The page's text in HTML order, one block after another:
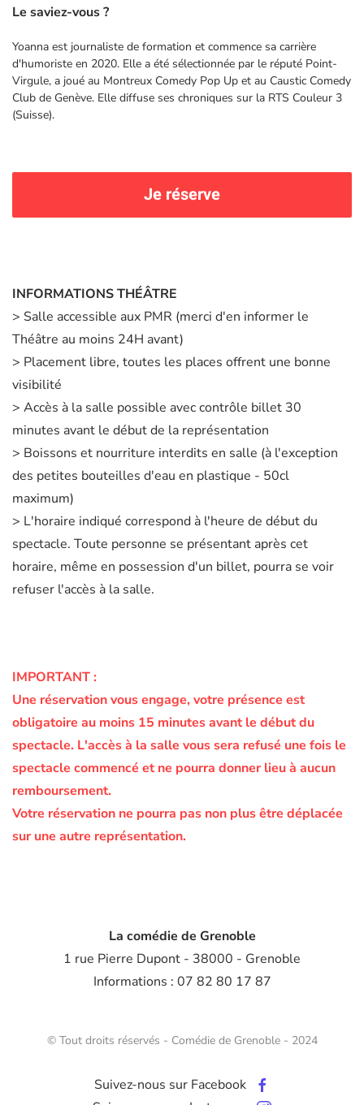
Le saviez-vous ?
Yoanna est journaliste de formation et commence sa carrière
d'humoriste en 2020. Elle a été sélectionnée par le réputé Point-
Virgule, a joué au Montreux Comedy Pop Up et au Caustic Comedy
Club de Genève. Elle diffuse ses chroniques sur la RTS Couleur 3
(Suisse).
Je réserve
INFORMATIONS THÉÂTRE
> Salle accessible aux PMR (merci d'en informer le
Théâtre au moins 24H avant)
> Placement libre, toutes les places offrent une bonne
visibilité
> Accès à la salle possible avec contrôle billet 30
minutes avant le début de la représentation
> Boissons et nourriture interdits en salle (à l'exception
des petites bouteilles d'eau en plastique - 50cl
maximum)
> L'horaire indiqué correspond à l'heure de début du
spectacle. Toute personne se présentant après cet
horaire, même en possession d'un billet, pourra se voir
refuser l'accès à la salle.
IMPORTANT :
Une réservation vous engage, votre présence est
obligatoire au moins 15 minutes avant le début du
spectacle. L'accès à la salle vous sera refusé une fois le
spectacle commencé et ne pourra donner lieu à aucun
remboursement.
Votre réservation ne pourra pas non plus être déplacée
sur une autre représentation.
La comédie de Grenoble
1 rue Pierre Dupont - 38000 - Grenoble
Informations : 07 82 80 17 87
© Tout droits réservés - Comédie de Grenoble - 2024
Suivez-nous sur Facebook